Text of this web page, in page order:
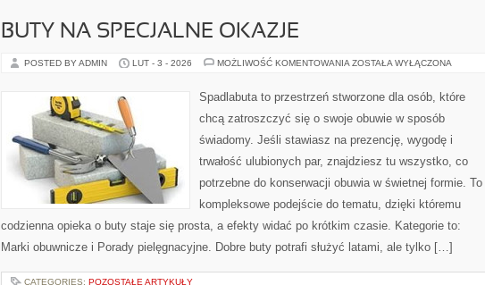
BUTY NA SPECJALNE OKAZJE
POSTED BY ADMIN LUT - 3 - 2026 MOŻLIWOŚĆ KOMENTOWANIA BUTY
ZOSTAŁA WYŁĄCZONA
Spadlabuta to przestrzeń stworzone dla osób, które
chcą zatroszczyć się o swoje obuwie w sposób
świadomy. Jeśli stawiasz na prezencję, wygodę i
trwałość ulubionych par, znajdziesz tu wszystko, co
potrzebne do konserwacji obuwia w świetnej formie. To
kompleksowe podejście do tematu, dzięki któremu
codzienna opieka o buty staje się prosta, a efekty widać po krótkim czasie. Kategorie to:
Marki obuwnicze i Porady pielęgnacyjne. Dobre buty potrafi służyć latami, ale tylko […]
CATEGORIES: POZOSTAŁE ARTYKUŁY